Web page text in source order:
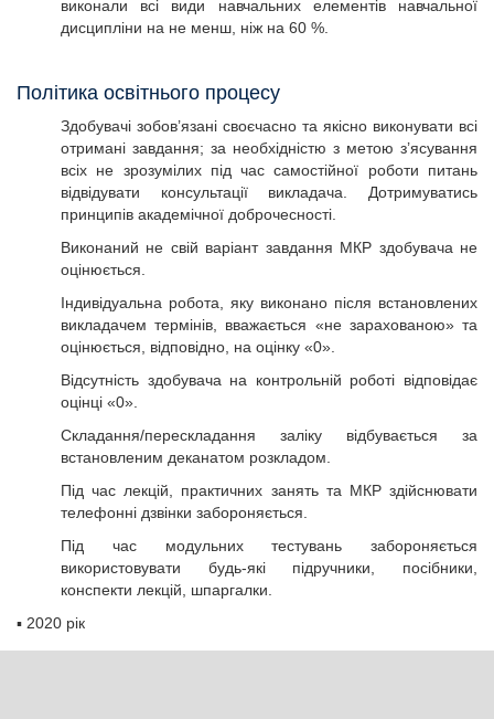
виконали всі види навчальних елементів навчальної
дисципліни на не менш, ніж на 60 %.
Політика освітнього процесу
Здобувачі зобов’язані своєчасно та якісно виконувати всі
отримані завдання; за необхідністю з метою з’ясування
всіх не зрозумілих під час самостійної роботи питань
відвідувати консультації викладача. Дотримуватись
принципів академічної доброчесності.
Виконаний не свій варіант завдання МКР здобувача не
оцінюється.
Індивідуальна робота, яку виконано після встановлених
викладачем термінів, вважається «не зарахованою» та
оцінюється, відповідно, на оцінку «0».
Відсутність здобувача на контрольній роботі відповідає
оцінці «0».
Складання/перескладання заліку відбувається за
встановленим деканатом розкладом.
Під час лекцій, практичних занять та МКР здійснювати
телефонні дзвінки забороняється.
Під час модульних тестувань забороняється
використовувати будь-які підручники, посібники,
конспекти лекцій, шпаргалки.
▪ 2020 рік